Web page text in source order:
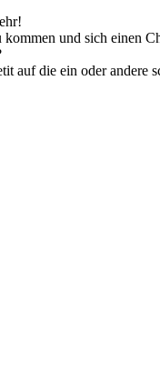
und sich einen
auf die ein oder andere